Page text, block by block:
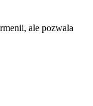
ale pozwala